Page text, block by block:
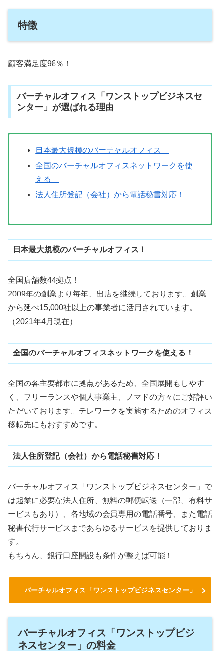
特徴
顧客満足度98％！
バーチャルオフィス「ワンストップビジネスセ
ンター」が選ばれる理由
日本最大規模のバーチャルオフィス！
全国のバーチャルオフィスネットワークを使
える！
法人住所登記（会社）から電話秘書対応！
日本最大規模のバーチャルオフィス！
全国店舗数44拠点！
2009年の創業より毎年、出店を継続しております。創業
から延べ15,000社以上の事業者に活用されています。
（2021年4月現在）
全国のバーチャルオフィスネットワークを使える！
全国の各主要都市に拠点があるため、全国展開もしやす
く、フリーランスや個人事業主、ノマドの方々にご好評い
ただいております。テレワークを実施するためのオフィス
移転先にもおすすめです。
法人住所登記（会社）から電話秘書対応！
バーチャルオフィス「ワンストップビジネスセンター」で
は起業に必要な法人住所、無料の郵便転送（一部、有料サ
ービスもあり）、各地域の会員専用の電話番号、また電話
秘書代行サービスまであらゆるサービスを提供しておりま
す。
もちろん、銀行口座開設も条件が整えば可能！
バーチャルオフィス「ワンストップビジネスセンター」
バーチャルオフィス「ワンストップビジ
ネスセンター」の料金